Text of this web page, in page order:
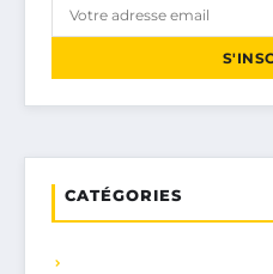
CATÉGORIES